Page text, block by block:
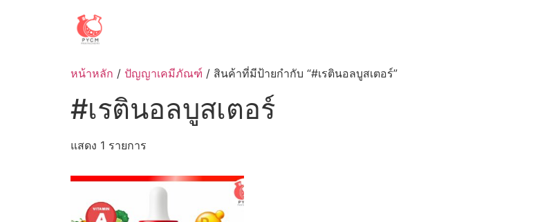
หน้าหลัก / ปัญญาเคมีภัณฑ์ / สินค้าที่มีป้ายกำกับ “#เรตินอลบูสเตอร์”
#เรตินอลบูสเตอร์
แสดง 1 รายการ